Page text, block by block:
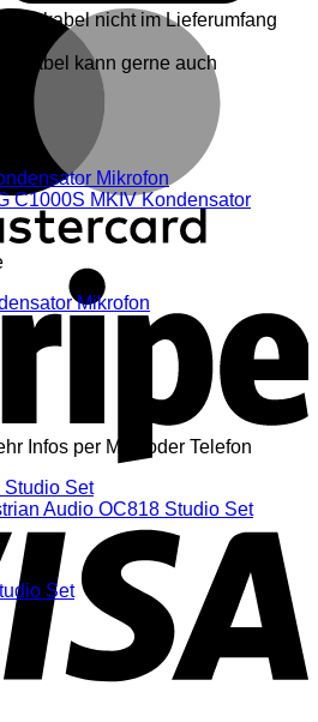
nicht im Lieferumfang
kann gerne auch
Mikrofon
Infos per Mail oder Telefon
Set